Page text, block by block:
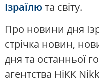
Ізраїлю та світу.
Про новини дня
стрічка новин,
дня та останньої
агентства НіКК